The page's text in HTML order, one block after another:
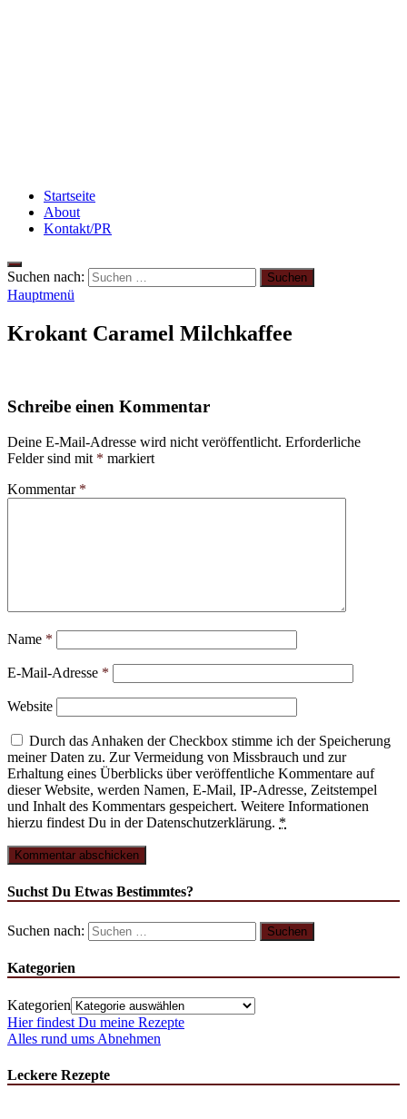
Startseite
About
Kontakt/PR
Suchen nach:
Hauptmenü
Krokant Caramel Milchkaffee
Schreibe einen Kommentar
Deine E-Mail-Adresse wird nicht veröffentlicht. Erforderliche
Felder sind mit * markiert
Kommentar *
Name *
E-Mail-Adresse *
Website
Durch das Anhaken der Checkbox stimme ich der Speicherung
meiner Daten zu. Zur Vermeidung von Missbrauch und zur
Erhaltung eines Überblicks über veröffentliche Kommentare auf
dieser Website, werden Namen, E-Mail, IP-Adresse, Zeitstempel
und Inhalt des Kommentars gespeichert. Weitere Informationen
hierzu findest Du in der Datenschutzerklärung. *
Suchst Du Etwas Bestimmtes?
Suchen nach:
Kategorien
Kategorien
Hier findest Du meine Rezepte
Alles rund ums Abnehmen
Leckere Rezepte